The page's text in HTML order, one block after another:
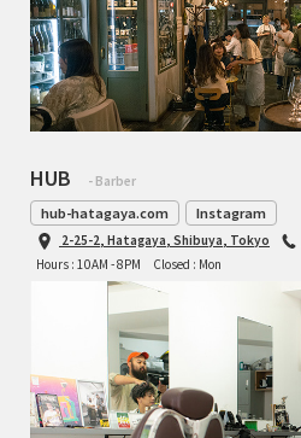
HUB - Barber
hub-hatagaya.com Instagram
2-25-2, Hatagaya, Shibuya, Tokyo
Hours : 10AM - 8PM
Closed : Mon